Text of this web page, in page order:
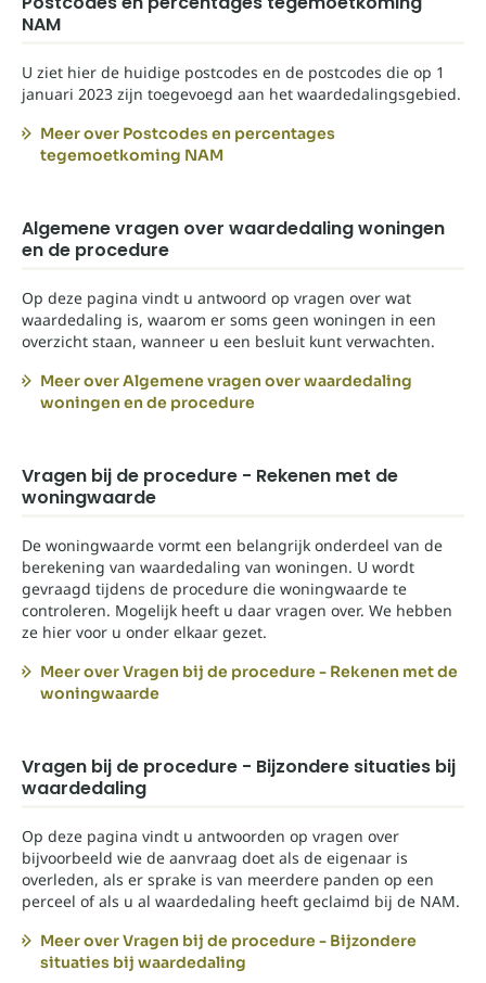
NAM
U ziet hier de huidige postcodes en de postcodes die op 1
januari 2023 zijn toegevoegd aan het waardedalingsgebied.
Meer over Postcodes en percentages
tegemoetkoming NAM
Algemene vragen over waardedaling woningen
en de procedure
Op deze pagina vindt u antwoord op vragen over wat
waardedaling is, waarom er soms geen woningen in een
overzicht staan, wanneer u een besluit kunt verwachten.
Meer over Algemene vragen over waardedaling
woningen en de procedure
Vragen bij de procedure - Rekenen met de
woningwaarde
De woningwaarde vormt een belangrijk onderdeel van de
berekening van waardedaling van woningen. U wordt
gevraagd tijdens de procedure die woningwaarde te
controleren. Mogelijk heeft u daar vragen over. We hebben
ze hier voor u onder elkaar gezet.
Meer over Vragen bij de procedure - Rekenen met de
woningwaarde
Vragen bij de procedure - Bijzondere situaties bij
waardedaling
Op deze pagina vindt u antwoorden op vragen over
bijvoorbeeld wie de aanvraag doet als de eigenaar is
overleden, als er sprake is van meerdere panden op een
perceel of als u al waardedaling heeft geclaimd bij de NAM.
Meer over Vragen bij de procedure - Bijzondere
situaties bij waardedaling